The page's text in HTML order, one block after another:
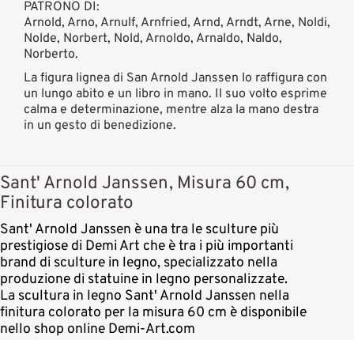
PATRONO DI:
Arnold, Arno, Arnulf, Arnfried, Arnd, Arndt, Arne, Noldi,
Nolde, Norbert, Nold, Arnoldo, Arnaldo, Naldo,
Norberto.
La figura lignea di San Arnold Janssen lo raffigura con
un lungo abito e un libro in mano. Il suo volto esprime
calma e determinazione, mentre alza la mano destra
in un gesto di benedizione.
Sant' Arnold Janssen, Misura 60 cm,
Finitura colorato
Sant' Arnold Janssen è una tra le sculture più
prestigiose di Demi Art che è tra i più importanti
brand di sculture in legno, specializzato nella
produzione di statuine in legno personalizzate.
La scultura in legno Sant' Arnold Janssen nella
finitura colorato per la misura 60 cm è disponibile
nello shop online Demi-Art.com